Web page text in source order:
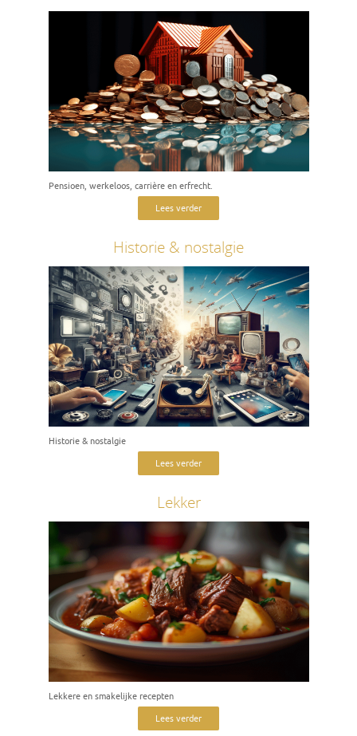
Pensioen, werkeloos, carrière en erfrecht.
Lees verder
Historie & nostalgie
Historie & nostalgie
Lees verder
Lekker
Lekkere en smakelijke recepten
Lees verder